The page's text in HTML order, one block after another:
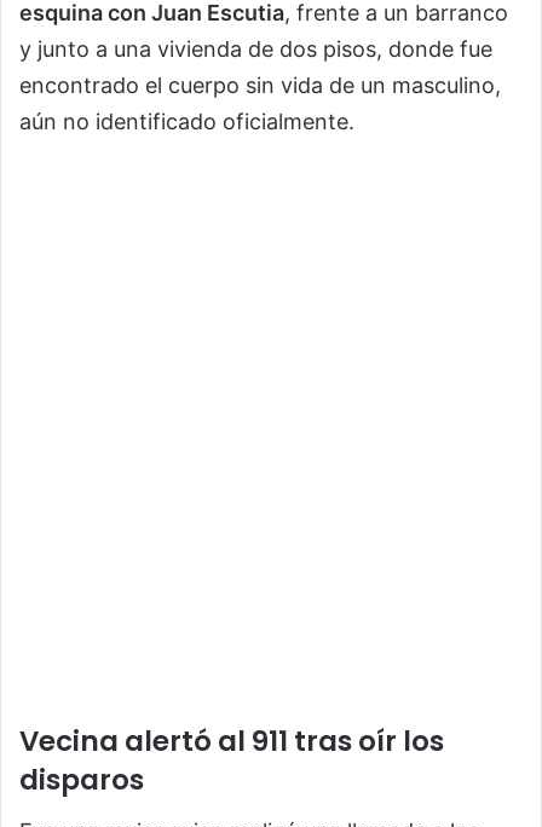
esquina con Juan Escutia, frente a un barranco
y junto a una vivienda de dos pisos, donde fue
encontrado el cuerpo sin vida de un masculino,
aún no identificado oficialmente.
Vecina alertó al 911 tras oír los
disparos